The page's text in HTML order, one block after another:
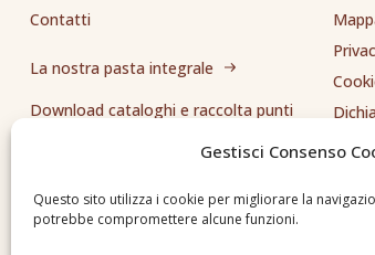
Gestisci Consenso
Questo sito utilizza i cookie per migliorare la
potrebbe compromettere alcune funzioni.
Contatti
La nostra pasta integrale
Download cataloghi e raccolta punti